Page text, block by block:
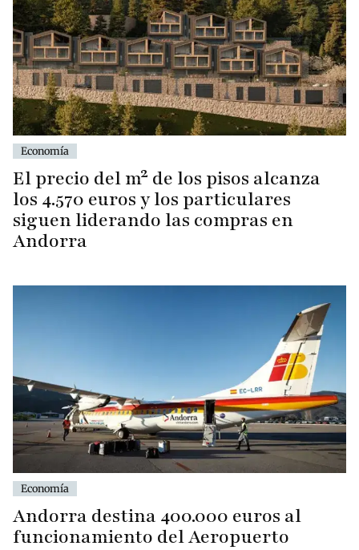
Economía
El precio del m² de los pisos alcanza
los 4.570 euros y los particulares
siguen liderando las compras en
Andorra
Economía
Andorra destina 400.000 euros al
funcionamiento del Aeropuerto